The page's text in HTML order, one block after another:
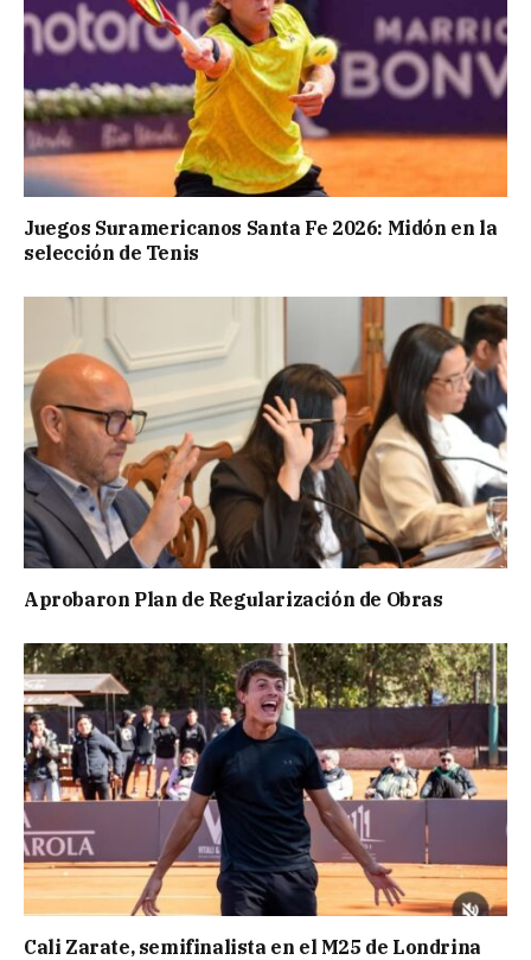
Juegos Suramericanos Santa Fe 2026: Midón en la
selección de Tenis
Aprobaron Plan de Regularización de Obras
Cali Zarate, semifinalista en el M25 de Londrina